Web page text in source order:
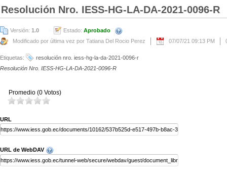
Resolución Nro. IESS-HG-LA-DA-2021-0096-R
Versión: 1.0 Estado: Aprobado
Modificado por última vez por Tatiana Del Rocio Perez
07/07/21 09:13 PM
Etiquetas:
resolución nro. iess-hg-la-da-2021-0096-r
Resolución Nro. IESS-HG-LA-DA-2021-0096-R
Promedio (0 Votos)
URL
URL de WebDAV